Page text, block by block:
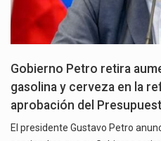
Gobierno Petro retira
gasolina y cerveza en la
aprobación del
El presidente Gustavo Petro